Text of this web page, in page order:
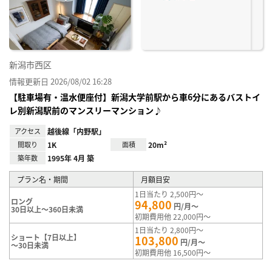
新潟市西区
情報更新日 2026/08/02 16:28
【駐車場有・温水便座付】新潟大学前駅から車6分にあるバストイ
レ別新潟駅前のマンスリーマンション♪
アクセス 越後線「内野駅」
間取り 1K 面積 20m²
築年数 1995年 4月 築
プラン名・期間 月額目安
ロング
30日以上～360日未満
1日当たり 2,500円～
94,800 円/月～
初期費用他 22,000円～
ショート【7日以上】
～30日未満
1日当たり 2,800円～
103,800 円/月～
初期費用他 16,500円～